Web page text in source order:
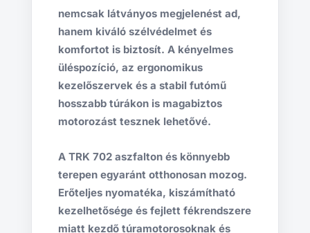
nemcsak látványos megjelenést ad,
hanem kiváló szélvédelmet és
komfortot is biztosít. A kényelmes
üléspozíció, az ergonomikus
kezelőszervek és a stabil futómű
hosszabb túrákon is magabiztos
motorozást tesznek lehetővé.
A TRK 702 aszfalton és könnyebb
terepen egyaránt otthonosan mozog.
Erőteljes nyomatéka, kiszámítható
kezelhetősége és fejlett fékrendszere
miatt kezdő túramotorosoknak és